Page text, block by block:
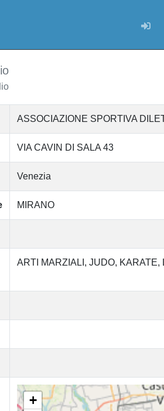
ASSOCIAZIONE SPORTIVA
VIA CAVIN DI SALA 43
Venezia
MIRANO
ARTI MARZIALI JUDO KARATE
+